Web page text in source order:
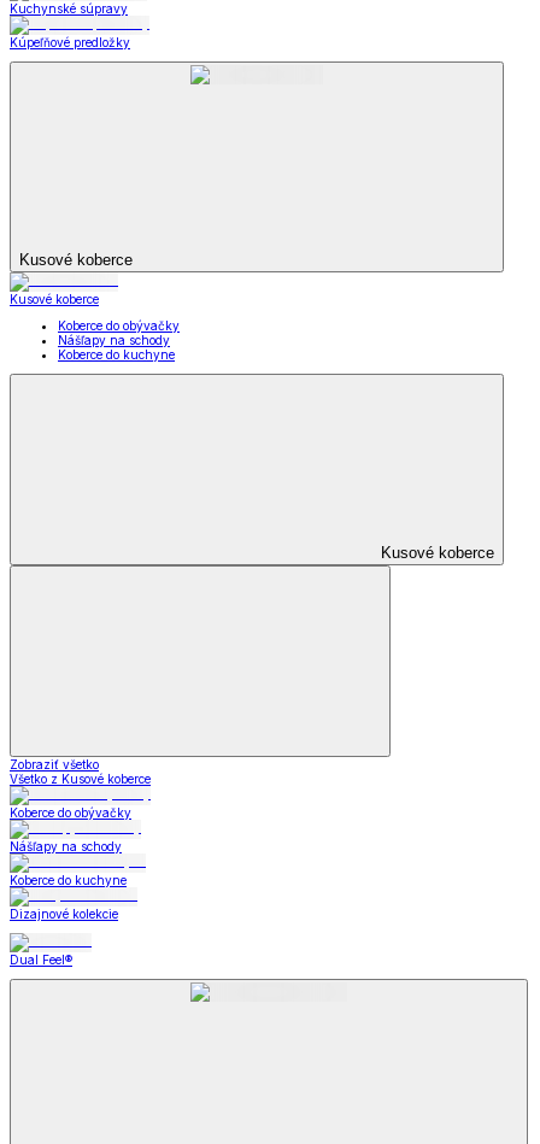
Kuchynské súpravy
Kúpeľňové predložky
Kusové koberce
Kusové koberce
Koberce do obývačky
Nášľapy na schody
Koberce do kuchyne
Kusové koberce
Zobraziť všetko
Všetko z Kusové koberce
Koberce do obývačky
Nášľapy na schody
Koberce do kuchyne
Dizajnové kolekcie
Dual Feel®